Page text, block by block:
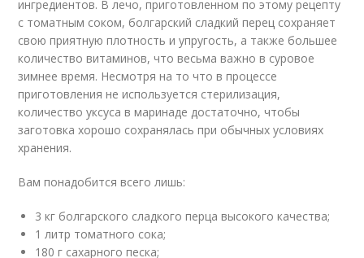
ингредиентов. В лечо, приготовленном по этому рецепту
с томатным соком, болгарский сладкий перец сохраняет
свою приятную плотность и упругость, а также большее
количество витаминов, что весьма важно в суровое
зимнее время. Несмотря на то что в процессе
приготовления не используется стерилизация,
количество уксуса в маринаде достаточно, чтобы
заготовка хорошо сохранялась при обычных условиях
хранения.
Вам понадобится всего лишь:
3 кг болгарского сладкого перца высокого качества;
1 литр томатного сока;
180 г сахарного песка;